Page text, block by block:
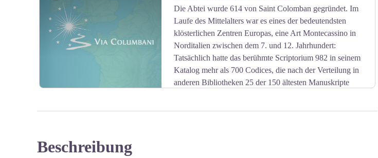
View picture in full screen
Casa del Pellegrino Sant'Antonio Maria Gianelli
Piazza San Colombano, 3
29022 Bobbio
View picture in full screen
Die Abtei wurde 614 von Saint Colomban gegründet. Im
Laufe des Mittelalters war es eines der bedeutendsten
klösterlichen Zentren Europas, eine Art Montecassino in
Norditalien zwischen dem 7. und 12. Jahrhundert:
Tatsächlich hatte das berühmte Scriptorium 982 in seinem
Katalog mehr als 700 Codices, die nach der Verteilung in
anderen Bibliotheken 25 der 150 ältesten Manuskripte
Beschreibung